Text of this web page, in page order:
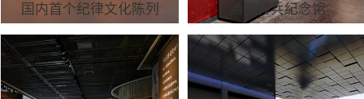
国内首个纪律文化陈列 通道转兵纪念馆